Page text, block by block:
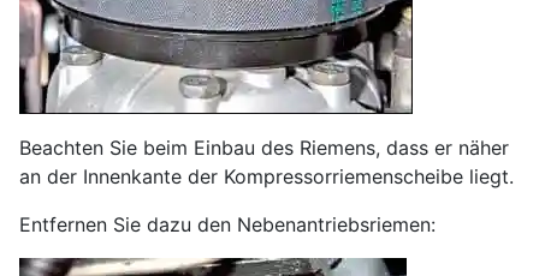
Beachten Sie beim Einbau des Riemens, dass er näher
an der Innenkante der Kompressorriemenscheibe liegt.
Entfernen Sie dazu den Nebenantriebsriemen: